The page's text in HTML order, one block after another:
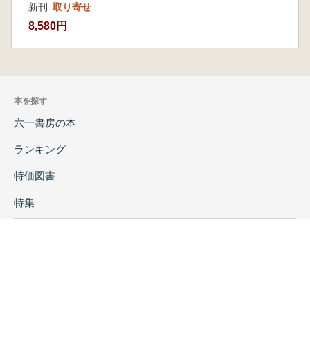
新刊 取り寄せ
8,580円
本を探す
六一書房の本
ランキング
特価図書
特集